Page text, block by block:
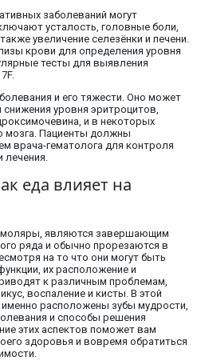
заболеваний могут
усталость, головные боли,
увеличение селезёнки и печени.
крови для определения уровня
тесты для выявления
и его тяжести. Оно может
уровня эритроцитов,
и в некоторых
мозга. Пациенты должны
врача-гематолога для контроля
лечения.
еда влияет на
моляры, являются завершающим
ряда и обычно прорезаются в
на то что они могут быть
их расположение и
к различным проблемам,
воспаление и кисты. В этой
расположены зубы мудрости,
и способы решения
этих аспектов поможет вам
здоровья и вовремя обратиться